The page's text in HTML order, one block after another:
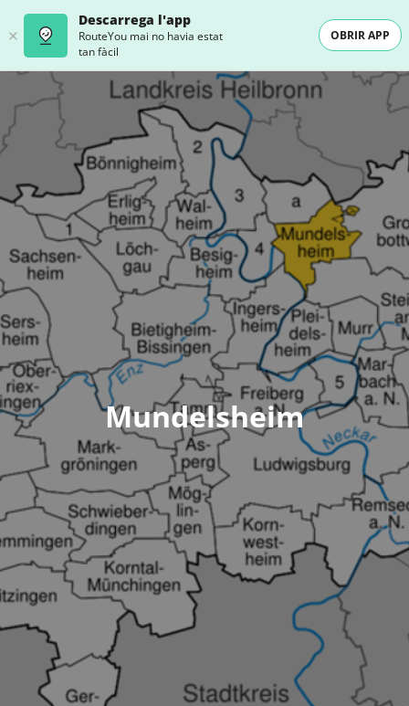
Descarrega l'app
RouteYou mai no havia estat
tan fàcil
OBRIR APP
Mundelsheim